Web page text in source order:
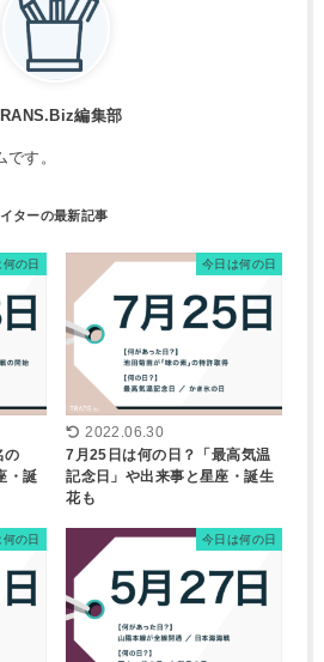
編集部
す。
の日
の
・誕
今日は何の日
2022.06.30
7月25日は何の日？「最高気温
記念日」や出来事と星座・誕生
花も
の日 今日は何の日